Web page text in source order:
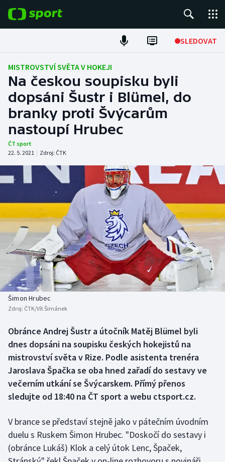
SLEDOVAT
Fotbal
Hokej
Tenis
Atletika
DALŠÍ SPORTY
Americký fotbal
Baseball a softbal
Basketbal
Biatlon
Boby a skeleton
Box
Curling
Dostihy
Florbal
Futsal
Golf
NEPŘEHLÉDNĚTE
Soutěže
Historické návraty
Aplikace ČT sport
AZ kvíz
MISTROVSTVÍ SVĚTA V HOKEJI
Na českou soupisku byli
dopsáni Šustr i Blümel, do
branky proti Švýcarům
nastoupí Hrubec
ČT sport
22. 5. 2021 | Zdroj: ČTK
Šimon Hrubec
Zdroj: ČTK/Vít Šimánek
Obránce Andrej Šustr a útočník Matěj Blümel byli
dnes dopsáni na soupisku českých hokejistů na
mistrovství světa v Rize. Podle asistenta trenéra
Jaroslava Špačka se oba hned zařadí do sestavy ve
večerním utkání se Švýcarskem. Přímý přenos
sledujte od 18:40 na ČT sport a webu ctsport.cz.
V brance se představí stejně jako v pátečním úvodním
duelu s Ruskem Šimon Hrubec. "Doskočí do sestavy i
(obránce Lukáš) Klok a celý útok Lenc, Špaček,